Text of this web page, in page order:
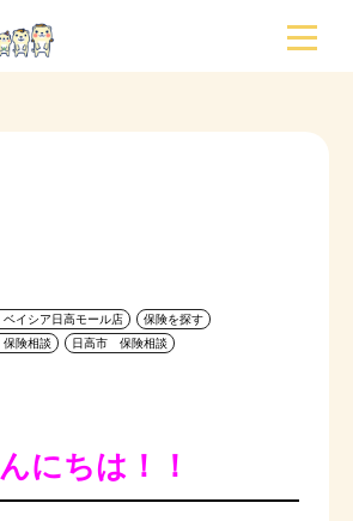
イシア日高モール店
保険を探す
険相談
日高市 保険相談
にちは！！